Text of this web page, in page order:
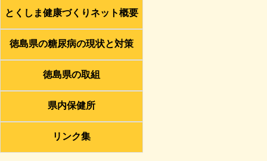
とくしま健康づくりネット概要
徳島県の糖尿病の現状と対策
徳島県の取組
県内保健所
リンク集